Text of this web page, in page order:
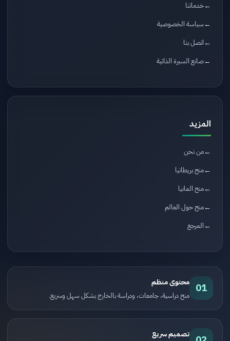
خدماتنا
سياسة الخصوصية
اتصل بنا
صانع السيرة الذاتية
المزيد
من نحن
منح بريطانيا
منح المانيا
منح حول العالم
المرجع
01 محتوى منظم
منح دراسية، جامعات، ودراسة بالخارج بشكل سهل وسريع.
تصميم سريع